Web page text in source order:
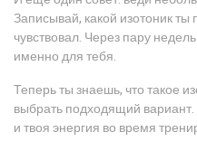
Записывай, какой изотоник ты
чувствовал. Через пару
именно для тебя.
Теперь ты знаешь, что такое
выбрать подходящий
и твоя энергия во время